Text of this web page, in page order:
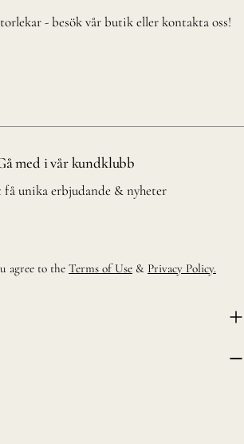
- besök vår butik eller kontakta oss!
med i vår kundklubb
få unika erbjudande & nyheter
agree to the Terms of Use & Privacy Policy.